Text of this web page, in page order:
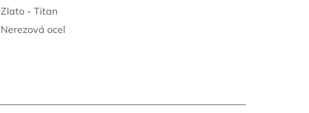
Zlato - Titan
Nerezová ocel